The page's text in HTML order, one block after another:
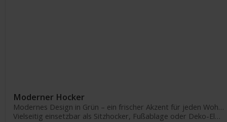
Moderner Hocker
Modernes Design in Grün – ein frischer Akzent für jeden Wohnraum
Vielseitig einsetzbar als Sitzhocker, Fußablage oder Deko-Element